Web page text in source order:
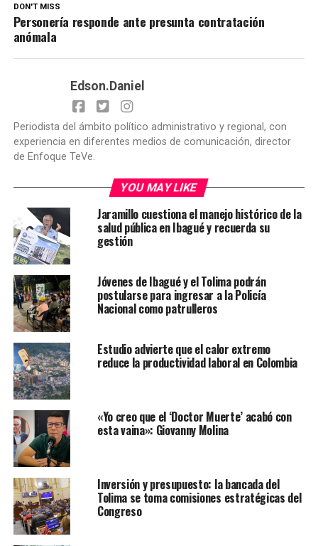
DON'T MISS
Personería responde ante presunta contratación
anómala
Edson.Daniel
Periodista del ámbito político administrativo y regional, con
experiencia en diferentes medios de comunicación, director
de Enfoque TeVe.
YOU MAY LIKE
Jaramillo cuestiona el manejo histórico de la
salud pública en Ibagué y recuerda su
gestión
Jóvenes de Ibagué y el Tolima podrán
postularse para ingresar a la Policía
Nacional como patrulleros
Estudio advierte que el calor extremo
reduce la productividad laboral en Colombia
«Yo creo que el ‘Doctor Muerte’ acabó con
esta vaina»: Giovanny Molina
Inversión y presupuesto: la bancada del
Tolima se toma comisiones estratégicas del
Congreso